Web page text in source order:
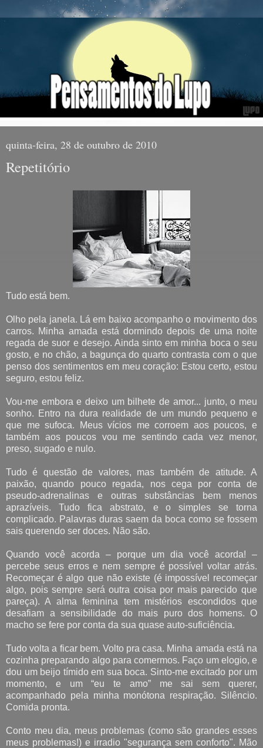
quinta-feira, 28 de outubro de 2010
Repetitório
Tudo está bem.
Olho pela janela. Lá em baixo acompanho o movimento dos
carros. Minha amada está dormindo depois de uma noite
regada de suor e desejo. Ainda sinto em minha boca o seu
gosto, e no chão, a bagunça do quarto contrasta com o que
penso dos sentimentos em meu coração: Estou certo, estou
seguro, estou feliz.
Vou-me embora e deixo um bilhete de amor... junto, o meu
sonho. Entro na dura realidade de um mundo pequeno e
que me sufoca. Meus vícios me corroem aos poucos, e
também aos poucos vou me sentindo cada vez menor,
preso, sugado e nulo.
Tudo é questão de valores, mas também de atitude. A
paixão, quando pouco regada, nos cega por conta de
pseudo-adrenalinas e outras substâncias bem menos
aprazíveis. Tudo fica abstrato, e o simples se torna
complicado. Palavras duras saem da boca como se fossem
sais querendo ser doces. Não são.
Quando você acorda – porque um dia você acorda! –
percebe seus erros e nem sempre é possível voltar atrás.
Recomeçar é algo que não existe (é impossível recomeçar
algo, pois sempre será outra coisa por mais parecido que
pareça). A alma feminina tem mistérios escondidos que
desafiam a sensibilidade do mais puro dos homens. O
macho se fere por conta da sua quase auto-suficiência.
Tudo volta a ficar bem. Volto pra casa. Minha amada está na
cozinha preparando algo para comermos. Faço um elogio, e
dou um beijo tímido em sua boca. Sinto-me excitado por um
momento, e um “eu te amo” me sai sem querer,
acompanhado pela minha monótona respiração. Silêncio.
Comida pronta.
Conto meu dia, meus problemas (como são grandes esses
meus problemas!) e irradio "segurança sem conforto". Mão